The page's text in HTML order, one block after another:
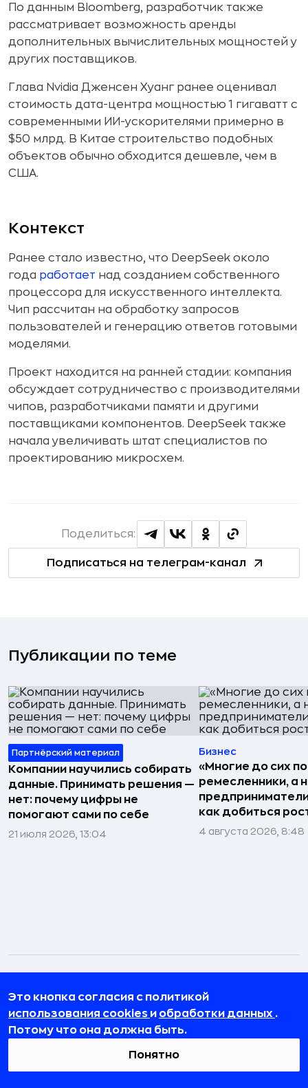
По данным Bloomberg, разработчик также
рассматривает возможность аренды
дополнительных вычислительных мощностей у
других поставщиков.
Глава Nvidia Дженсен Хуанг ранее оценивал
стоимость дата-центра мощностью 1 гигаватт с
современными ИИ-ускорителями примерно в
$50 млрд. В Китае строительство подобных
объектов обычно обходится дешевле, чем в
США.
Контекст
Ранее стало известно, что DeepSeek около
года работает над созданием собственного
процессора для искусственного интеллекта.
Чип рассчитан на обработку запросов
пользователей и генерацию ответов готовыми
моделями.
Проект находится на ранней стадии: компания
обсуждает сотрудничество с производителями
чипов, разработчиками памяти и другими
поставщиками компонентов. DeepSeek также
начала увеличивать штат специалистов по
проектированию микросхем.
Поделиться:
Подписаться на телеграм-канал
Публикации по теме
Партнёрский материал
Компании научились собирать
данные. Принимать решения —
нет: почему цифры не
помогают сами по себе
21 июля 2026, 13:04
Бизнес
«Многие до сих
ремесленники, а
как добиться
4 августа 2026, 8:48
Новости по теме
Это кнопка согласия с политикой
использования cookies и обработки данных .
Потому что она должна быть.
Понятно